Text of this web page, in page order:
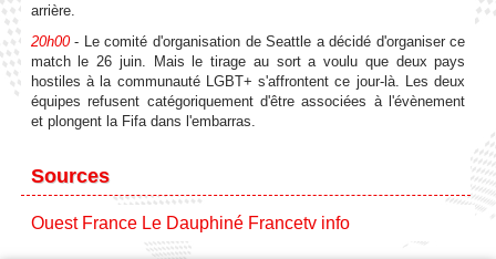
arrière.
20h00- Le comité d'organisation de Seattle a décidé d'organiser ce
match le 26 juin. Mais le tirage au sort a voulu que deux pays
hostiles à la communauté LGBT+ s'affrontent ce jour-là. Les deux
équipes refusent catégoriquement d'être associées à l'évènement
et plongent la Fifa dans l'embarras.
Sources
Ouest France Le Dauphiné Francetv info